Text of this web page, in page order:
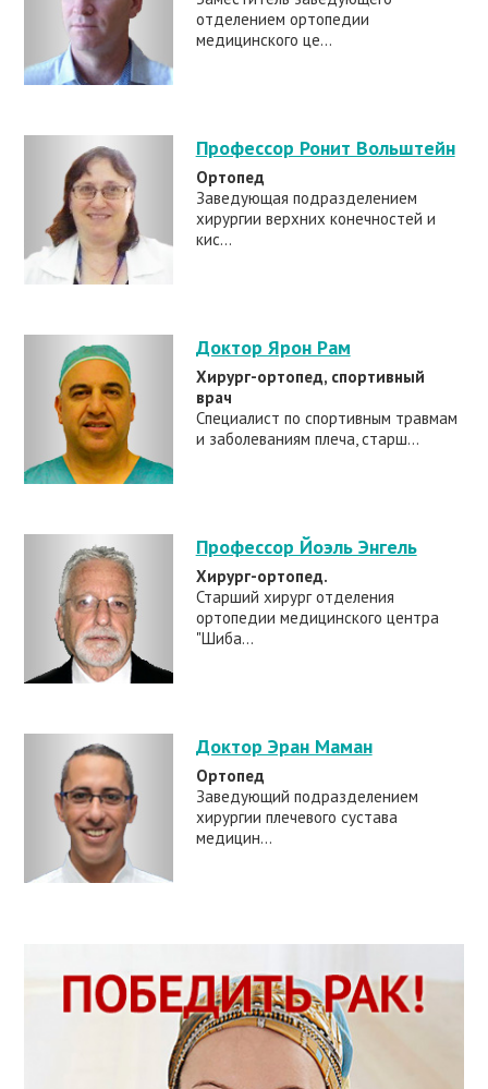
отделением ортопедии
медицинского це...
Профессор Ронит Вольштейн
Ортопед
Заведующая подразделением
хирургии верхних конечностей и
кис...
Доктор Ярон Рам
Хирург-ортопед, спортивный
врач
Специалист по спортивным травмам
и заболеваниям плеча, старш...
Профессор Йоэль Энгель
Хирург-ортопед.
Старший хирург отделения
ортопедии медицинского центра
"Шиба...
Доктор Эран Маман
Ортопед
Заведующий подразделением
хирургии плечевого сустава
медицин...